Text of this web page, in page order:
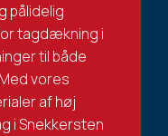
pålidelig
tagdækning i
til både
vores
af høj
i Snekkersten